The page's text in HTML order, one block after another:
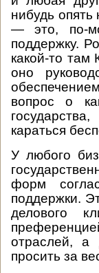
нибудь
— это, по-
поддержку.
какой-то там
оно
вопрос о
караться
У любого
форм
поддержки.
делового
отраслей, а
просить за